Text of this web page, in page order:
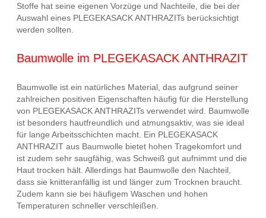
Stoffe hat seine eigenen Vorzüge und Nachteile, die bei der
Auswahl eines PLEGEKASACK ANTHRAZITs berücksichtigt
werden sollten.
Baumwolle im PLEGEKASACK ANTHRAZIT
Baumwolle ist ein natürliches Material, das aufgrund seiner
zahlreichen positiven Eigenschaften häufig für die Herstellung
von PLEGEKASACK ANTHRAZITs verwendet wird. Baumwolle
ist besonders hautfreundlich und atmungsaktiv, was sie ideal
für lange Arbeitsschichten macht. Ein PLEGEKASACK
ANTHRAZIT aus Baumwolle bietet hohen Tragekomfort und
ist zudem sehr saugfähig, was Schweiß gut aufnimmt und die
Haut trocken hält. Allerdings hat Baumwolle den Nachteil,
dass sie knitteranfällig ist und länger zum Trocknen braucht.
Zudem kann sie bei häufigem Waschen und hohen
Temperaturen schneller verschleißen.